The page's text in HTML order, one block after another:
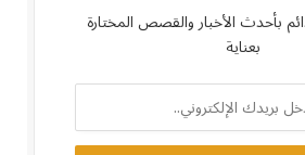
بأحدث الأخبار والقصص المختارة
بعناية